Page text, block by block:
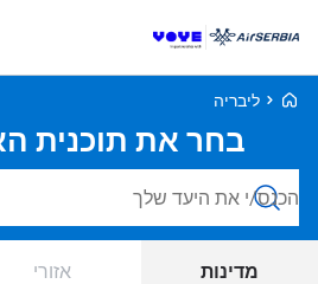
Voye Homepage
ליבריה
בחר את תוכנית
חפש חבילות
מדינות אזורי